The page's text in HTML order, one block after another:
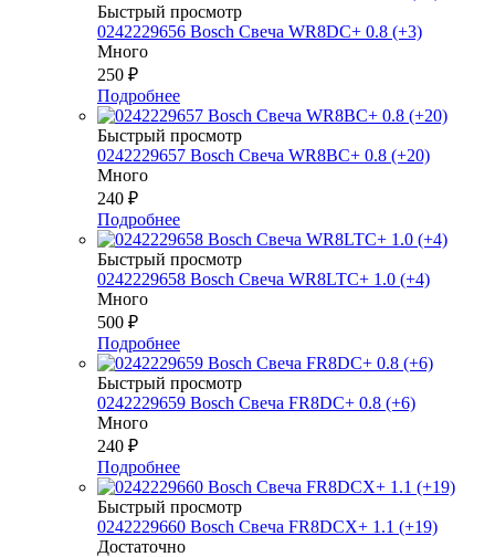
Быстрый просмотр
0242229656 Bosch Свеча WR8DC+ 0.8 (+3)
Много
250 ₽
Подробнее
Быстрый просмотр
0242229657 Bosch Свеча WR8BC+ 0.8 (+20)
Много
240 ₽
Подробнее
Быстрый просмотр
0242229658 Bosch Свеча WR8LTC+ 1.0 (+4)
Много
500 ₽
Подробнее
Быстрый просмотр
0242229659 Bosch Свеча FR8DC+ 0.8 (+6)
Много
240 ₽
Подробнее
Быстрый просмотр
0242229660 Bosch Свеча FR8DCX+ 1.1 (+19)
Достаточно